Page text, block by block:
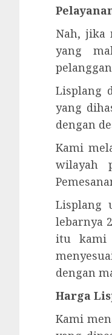
Nah, jika
yang
Lisplang
yang
dengan
Kami
wilayah
Lisplang
lebarnya
itu kami
dengan
Harga
Kami